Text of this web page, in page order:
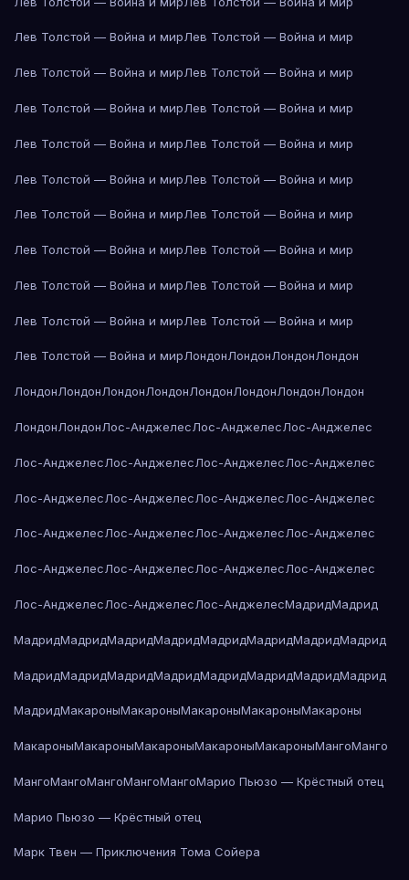
Лев Толстой — Война и мирЛев Толстой — Война и мир
Лев Толстой — Война и мирЛев Толстой — Война и мир
Лев Толстой — Война и мирЛев Толстой — Война и мир
Лев Толстой — Война и мирЛев Толстой — Война и мир
Лев Толстой — Война и мирЛев Толстой — Война и мир
Лев Толстой — Война и мирЛев Толстой — Война и мир
Лев Толстой — Война и мирЛев Толстой — Война и мир
Лев Толстой — Война и мирЛев Толстой — Война и мир
Лев Толстой — Война и мирЛев Толстой — Война и мир
Лев Толстой — Война и мирЛондонЛондонЛондонЛондон
ЛондонЛондонЛондонЛондонЛондонЛондонЛондонЛондон
ЛондонЛондонЛос-АнджелесЛос-АнджелесЛос-Анджелес
Лос-АнджелесЛос-АнджелесЛос-АнджелесЛос-Анджелес
Лос-АнджелесЛос-АнджелесЛос-АнджелесЛос-Анджелес
Лос-АнджелесЛос-АнджелесЛос-АнджелесЛос-Анджелес
Лос-АнджелесЛос-АнджелесЛос-АнджелесЛос-Анджелес
Лос-АнджелесЛос-АнджелесЛос-АнджелесМадридМадрид
МадридМадридМадридМадридМадридМадридМадридМадрид
МадридМадридМадридМадридМадридМадридМадридМадрид
МадридМакароныМакароныМакароныМакароныМакароны
МакароныМакароныМакароныМакароныМакароныМангоМанго
МангоМангоМангоМангоМангоМарио Пьюзо — Крёстный отец
Марио Пьюзо — Крёстный отец
Марк Твен — Приключения Тома Сойера